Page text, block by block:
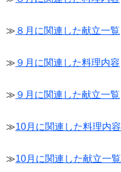
≫ ８月に関連した献立一覧
≫ ９月に関連した料理内容
≫ ９月に関連した献立一覧
≫10月に関連した料理内容
≫10月に関連した献立一覧